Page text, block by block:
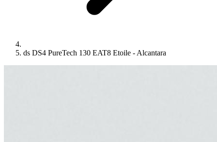
ds DS4 PureTech 130 EAT8 Etoile - Alcantara